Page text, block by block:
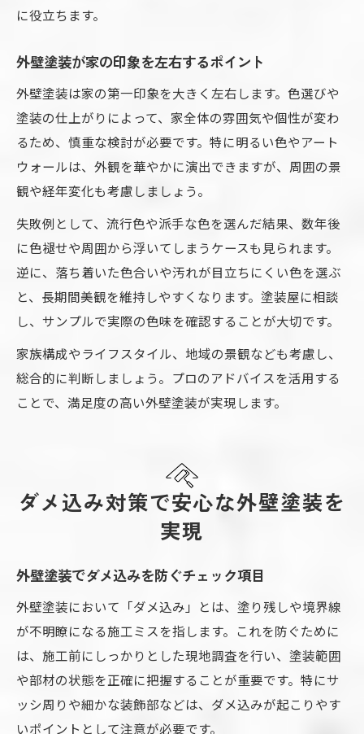
に役立ちます。
外壁塗装が家の印象を左右するポイント
外壁塗装は家の第一印象を大きく左右します。色選びや
塗装の仕上がりによって、家全体の雰囲気や個性が変わ
るため、慎重な検討が必要です。特に明るい色やアート
ウォールは、外観を華やかに演出できますが、周囲の景
観や経年変化も考慮しましょう。
失敗例として、流行色や派手な色を選んだ結果、数年後
に色褪せや周囲から浮いてしまうケースも見られます。
逆に、落ち着いた色合いや汚れが目立ちにくい色を選ぶ
と、長期間美観を維持しやすくなります。塗装屋に相談
し、サンプルで実際の色味を確認することが大切です。
家族構成やライフスタイル、地域の景観なども考慮し、
総合的に判断しましょう。プロのアドバイスを活用する
ことで、満足度の高い外壁塗装が実現します。
ダメ込み対策で安心な外壁塗装を
実現
外壁塗装でダメ込みを防ぐチェック項目
外壁塗装において「ダメ込み」とは、塗り残しや境界線
が不明瞭になる施工ミスを指します。これを防ぐために
は、施工前にしっかりとした現地調査を行い、塗装範囲
や部材の状態を正確に把握することが重要です。特にサ
ッシ周りや細かな装飾部などは、ダメ込みが起こりやす
いポイントとして注意が必要です。